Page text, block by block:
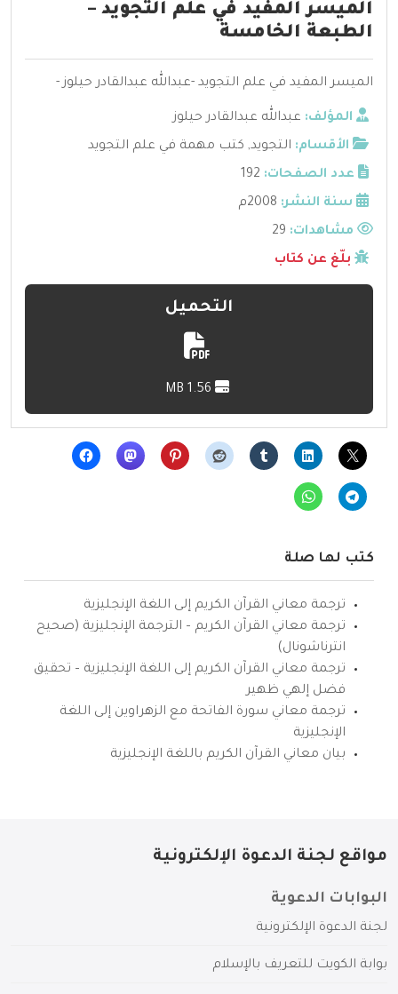
الميسر المفيد في علم التجويد –
الطبعة الخامسة
الميسر المفيد في علم التجويد -عبدالله عبدالقادر حيلوز -
المؤلف: عبدالله عبدالقادر حيلوز
الأقسام: التجويد, كتب مهمة في علم التجويد
عدد الصفحات: 192
سنة النشر: 2008م
مشاهدات:
بلّغ عن كتاب
التحميل
كتب لها صلة
ترجمة معاني القرآن الكريم إلى اللغة الإنجليزية
ترجمة معاني القرآن الكريم – الترجمة الإنجليزية (صحيح
انترناشونال)
ترجمة معاني القرآن الكريم إلى اللغة الإنجليزية – تحقيق
فضل إلهي ظهير
ترجمة معاني سورة الفاتحة مع الزهراوين إلى اللغة
الإنجليزية
بيان معاني القرآن الكريم باللغة الإنجليزية
مواقع لجنة الدعوة الإلكترونية
البوابات الدعوية
لجنة الدعوة الإلكترونية
بوابة الكويت للتعريف بالإسلام